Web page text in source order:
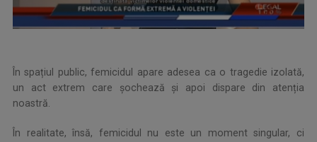
În spațiul public, femicidul apare adesea ca o tragedie izolată,
un act extrem care șochează și apoi dispare din atenția
noastră.
În realitate, însă, femicidul nu este un moment singular, ci